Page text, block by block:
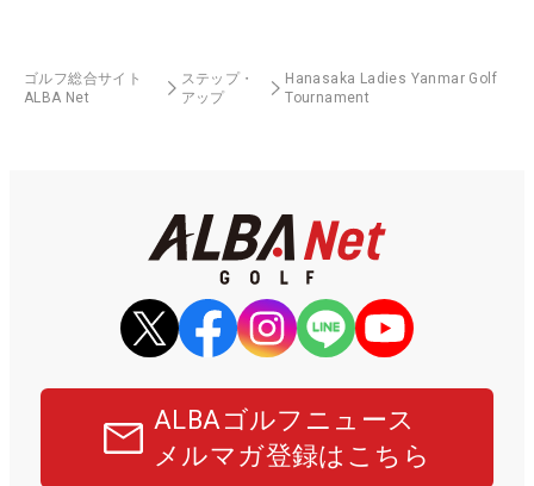
ゴルフ総合サイト
ALBA Net
ステップ・
アップ
Hanasaka Ladies Yanmar Golf
Tournament
ALBAゴルフニュース
メルマガ登録はこちら